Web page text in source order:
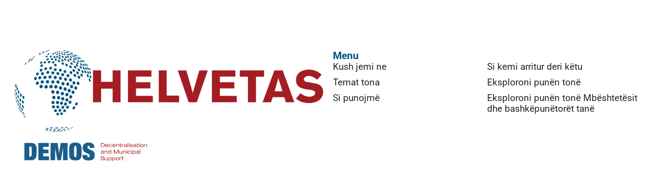
Menu
Kush jemi ne
Temat tona
Si punojmë
Si kemi arritur deri këtu
Eksploroni punën tonë
Eksploroni punën tonë Mbështetësit
dhe bashkëpunëtorët tanë